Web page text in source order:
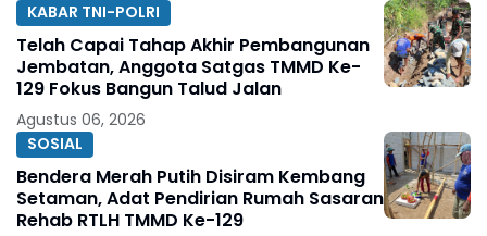
KABAR TNI-POLRI
Telah Capai Tahap Akhir Pembangunan
Jembatan, Anggota Satgas TMMD Ke-
129 Fokus Bangun Talud Jalan
Agustus 06, 2026
SOSIAL
Bendera Merah Putih Disiram Kembang
Setaman, Adat Pendirian Rumah Sasaran
Rehab RTLH TMMD Ke-129